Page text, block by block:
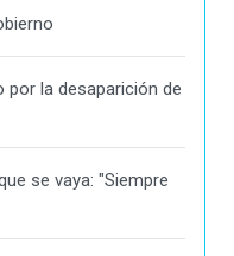
por la desaparición de
se vaya: "Siempre